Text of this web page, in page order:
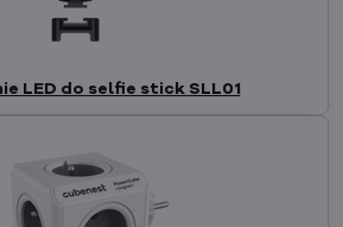
LED do selfie stick SLL01